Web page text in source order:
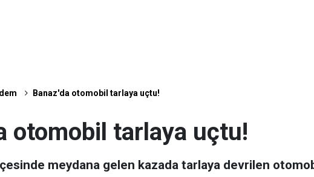
Banaz'da otomobil tarlaya uçtu!
otomobil tarlaya uçtu!
meydana gelen kazada tarlaya devrilen